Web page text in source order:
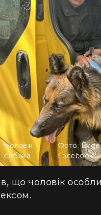
Чоловік і
собака
Фото:
Facebook
що чоловік